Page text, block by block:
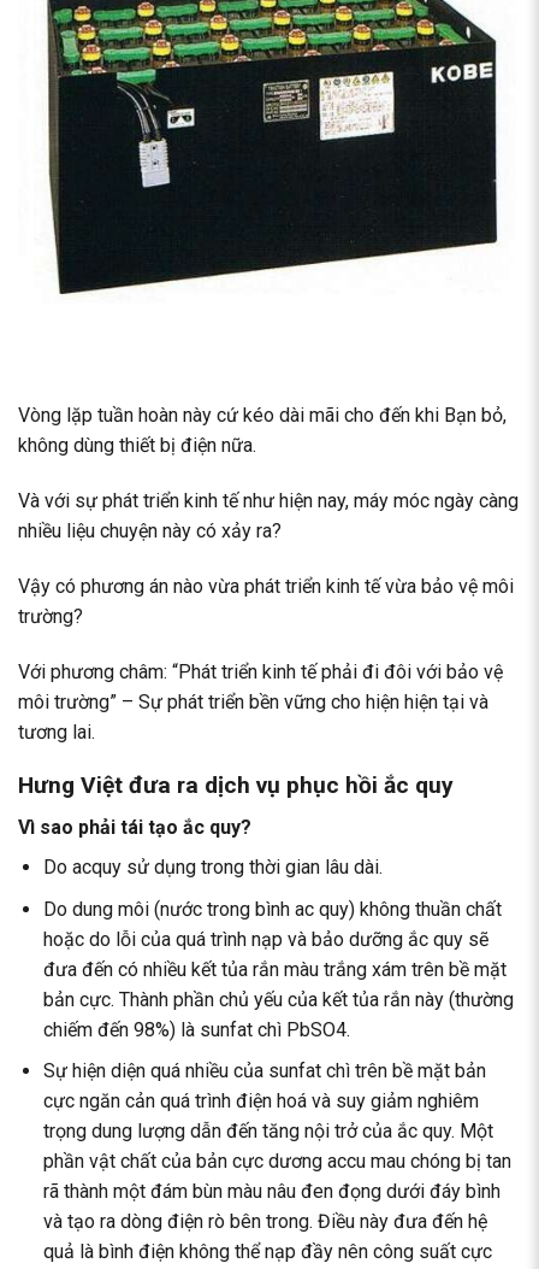
Vòng lặp tuần hoàn này cứ kéo dài mãi cho đến khi Bạn bỏ,
không dùng thiết bị điện nữa.
Và với sự phát triển kinh tế như hiện nay, máy móc ngày càng
nhiều liệu chuyện này có xảy ra?
Vậy có phương án nào vừa phát triển kinh tế vừa bảo vệ môi
trường?
Với phương châm: “Phát triển kinh tế phải đi đôi với bảo vệ
môi trường” – Sự phát triển bền vững cho hiện hiện tại và
tương lai.
Hưng Việt đưa ra dịch vụ phục hồi ắc quy
Vì sao phải tái tạo ắc quy?
Do acquy sử dụng trong thời gian lâu dài.
Do dung môi (nước trong bình ac quy) không thuần chất
hoặc do lỗi của quá trình nạp và bảo dưỡng ắc quy sẽ
đưa đến có nhiều kết tủa rắn màu trắng xám trên bề mặt
bản cực. Thành phần chủ yếu của kết tủa rắn này (thường
chiếm đến 98%) là sunfat chì PbSO4.
Sự hiện diện quá nhiều của sunfat chì trên bề mặt bản
cực ngăn cản quá trình điện hoá và suy giảm nghiêm
trọng dung lượng dẫn đến tăng nội trở của ắc quy. Một
phần vật chất của bản cực dương accu mau chóng bị tan
rã thành một đám bùn màu nâu đen đọng dưới đáy bình
và tạo ra dòng điện rò bên trong. Điều này đưa đến hệ
quả là bình điện không thể nạp đầy nên công suất cực